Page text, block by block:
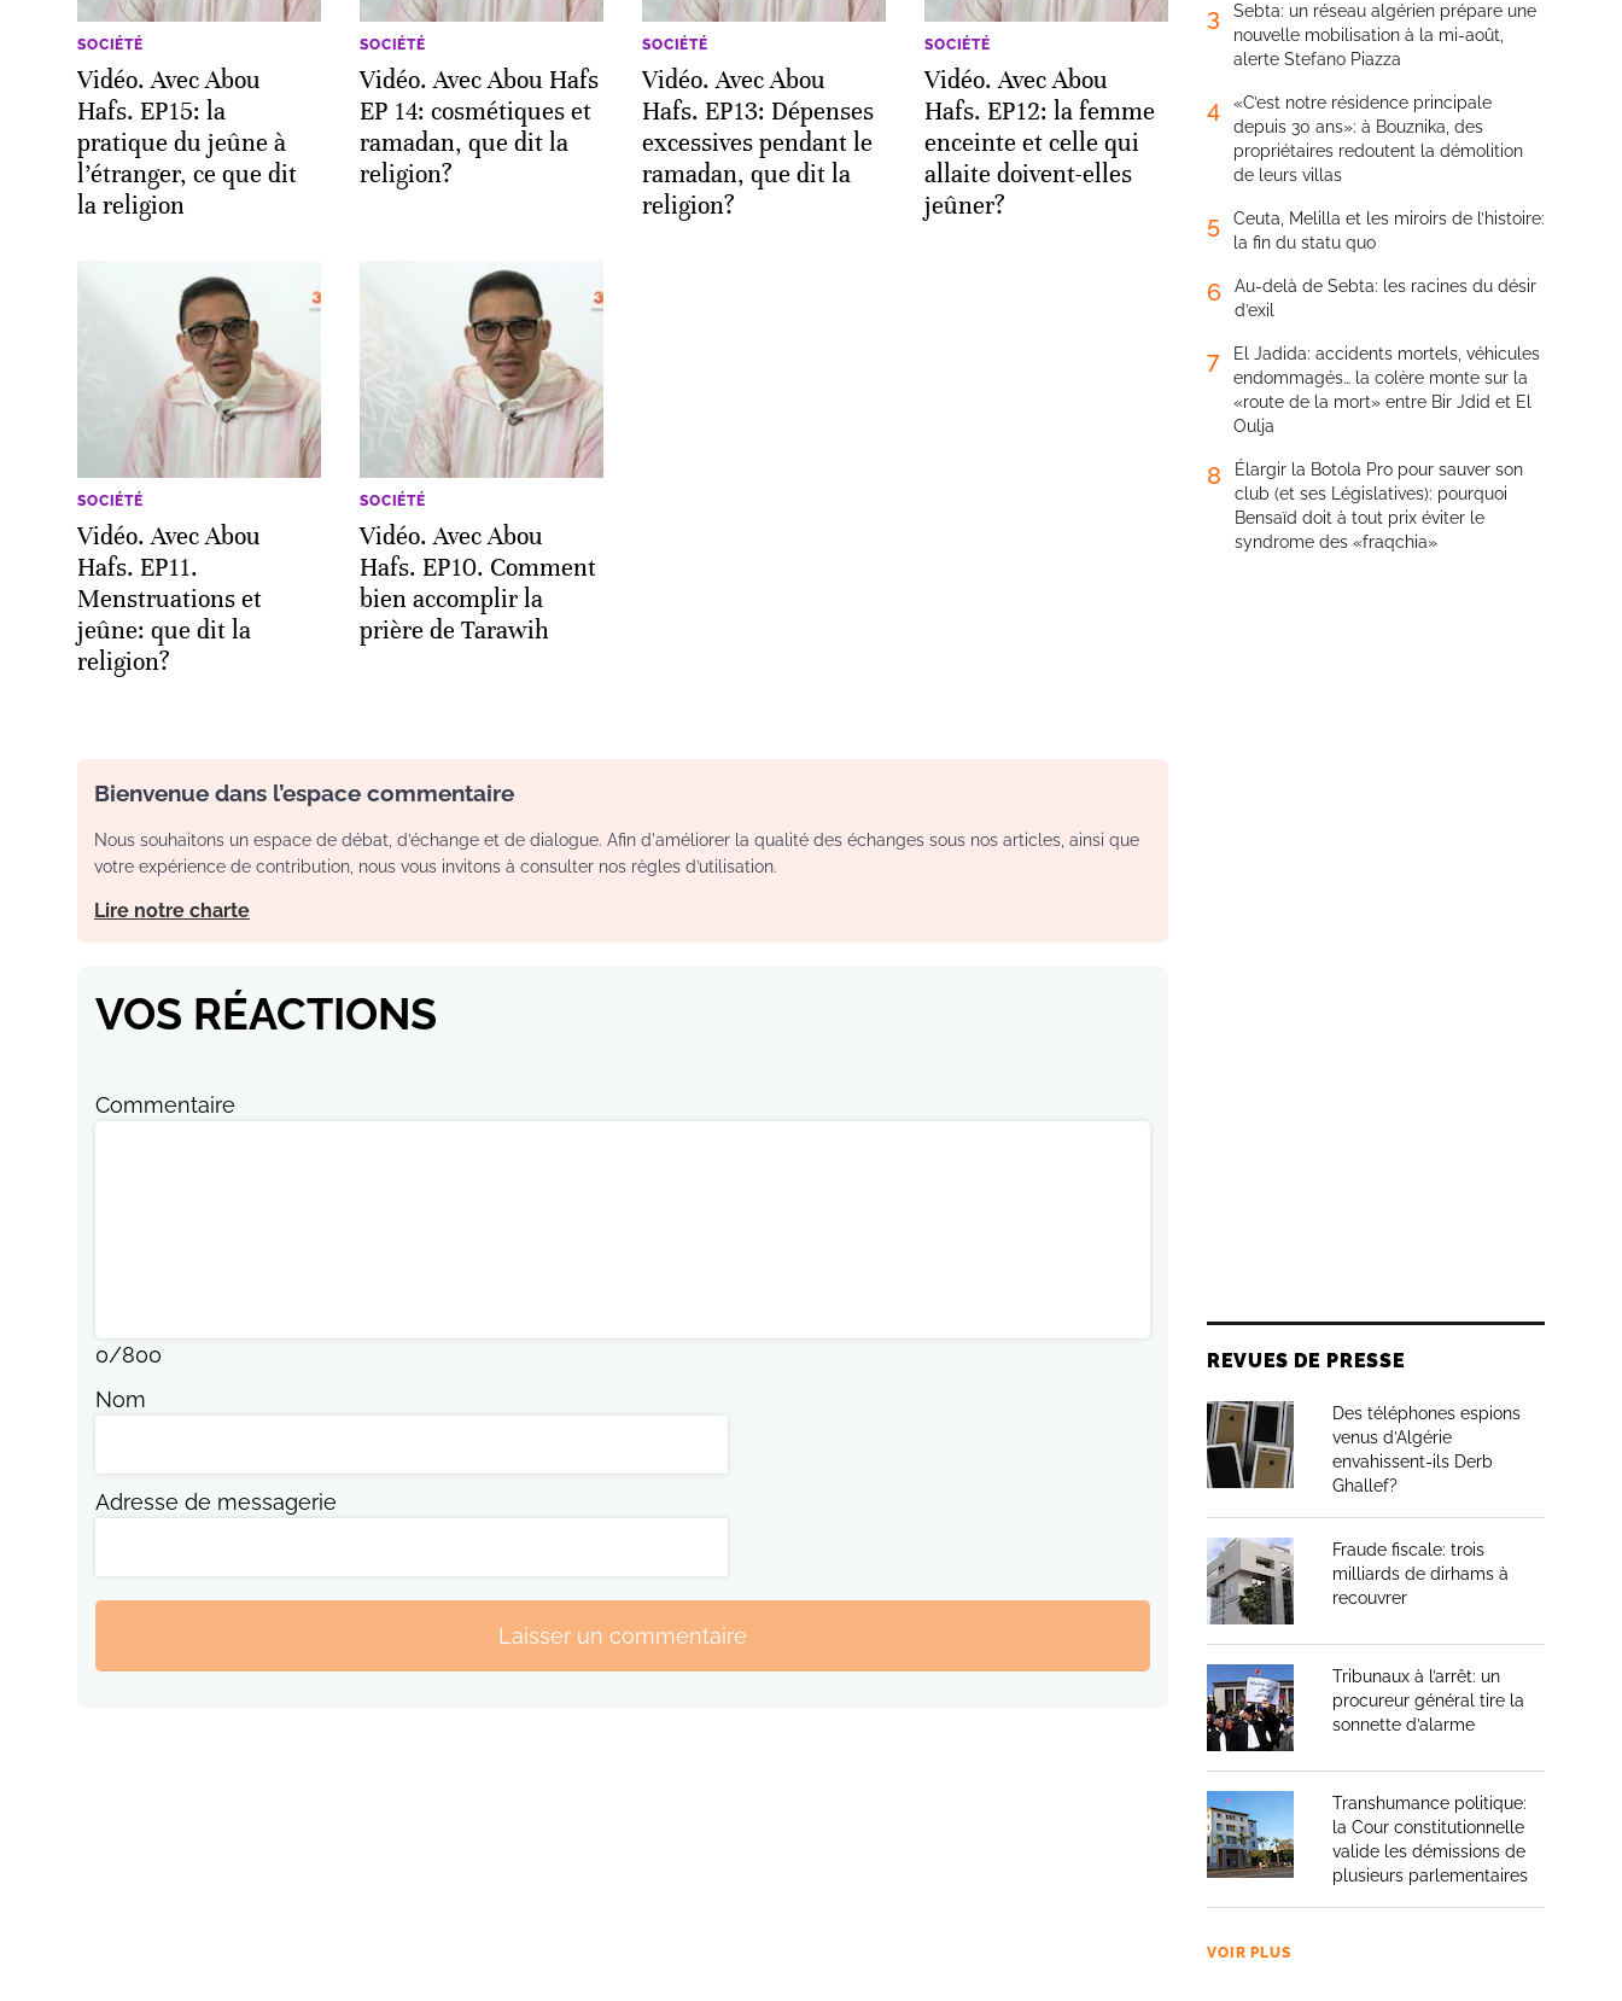
SOCIÉTÉ
Vidéo. Avec Abou
Hafs. EP15: la
pratique du jeûne à
l’étranger, ce que dit
la religion
SOCIÉTÉ
Vidéo. Avec Abou Hafs
EP 14: cosmétiques et
ramadan, que dit la
religion?
SOCIÉTÉ
Vidéo. Avec Abou
Hafs. EP13: Dépenses
excessives pendant le
ramadan, que dit la
religion?
SOCIÉTÉ
Vidéo. Avec Abou
Hafs. EP12: la femme
enceinte et celle qui
allaite doivent-elles
jeûner?
SOCIÉTÉ
Vidéo. Avec Abou
Hafs. EP11.
Menstruations et
jeûne: que dit la
religion?
SOCIÉTÉ
Vidéo. Avec Abou
Hafs. EP10. Comment
bien accomplir la
prière de Tarawih
Bienvenue dans l’espace commentaire
Nous souhaitons un espace de débat, d’échange et de dialogue. Afin d'améliorer la qualité des échanges sous nos articles, ainsi que
votre expérience de contribution, nous vous invitons à consulter nos règles d’utilisation.
Lire notre charte
VOS RÉACTIONS
Commentaire
0/800
Nom
Adresse de messagerie
Laisser un commentaire
3
Sebta: un réseau algérien prépare une
nouvelle mobilisation à la mi-août,
alerte Stefano Piazza
4
«C’est notre résidence principale
depuis 30 ans»: à Bouznika, des
propriétaires redoutent la démolition
de leurs villas
5
Ceuta, Melilla et les miroirs de l’histoire:
la fin du statu quo
6
Au-delà de Sebta: les racines du désir
d’exil
7
El Jadida: accidents mortels, véhicules
endommagés… la colère monte sur la
«route de la mort» entre Bir Jdid et El
Oulja
8
Élargir la Botola Pro pour sauver son
club (et ses Législatives): pourquoi
Bensaïd doit à tout prix éviter le
syndrome des «fraqchia»
REVUES DE PRESSE
Des téléphones espions
venus d’Algérie
envahissent-ils Derb
Ghallef?
Fraude fiscale: trois
milliards de dirhams à
recouvrer
Tribunaux à l’arrêt: un
procureur général tire la
sonnette d’alarme
Transhumance politique:
la Cour constitutionnelle
valide les démissions de
plusieurs parlementaires
VOIR PLUS